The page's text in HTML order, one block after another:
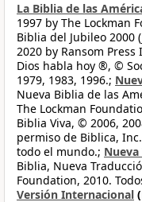
La Biblia de las
1997 by The Lockman
Biblia del Jubileo 2000
2020 by Ransom
Dios habla hoy ®, ©
1979, 1983, 1996.;
Nueva Biblia de las
The Lockman
Biblia Viva, © 2006,
permiso de Biblica,
todo el mundo.;
Biblia, Nueva
Foundation, 2010.
Versión Internacional